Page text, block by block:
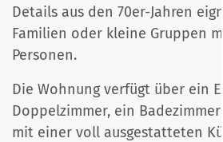
Details aus den 70er-Jahren
Familien oder kleine Gruppen
Personen.
Die Wohnung verfügt über ein
Doppelzimmer, ein Badezimmer
mit einer voll ausgestatteten